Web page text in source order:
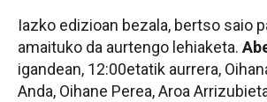
Iazko edizioan bezala, bertso saio
amaituko da aurtengo lehiaketa.
igandean, 12:00etatik aurrera,
Anda, Oihane Perea, Aroa